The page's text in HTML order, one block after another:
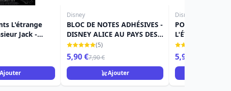
L'étrange
Jack -
Ajouter
Disney
BLOC DE NOTES ADHÉSIVES -
DISNEY ALICE AU PAYS DES
MERVEILLES
(5)
5,90 €7,90 €
Ajouter
Disney
POT A
L'ÉTRANGE
MONSIEUR JACK
5,90 €